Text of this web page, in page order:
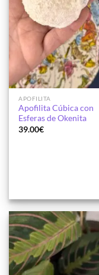
APOFILITA
Apofilita Cúbica con
Esferas de Okenita
39.00€